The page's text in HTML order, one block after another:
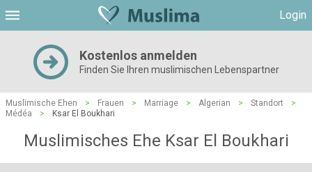
Login
Kostenlos anmelden
Finden Sie Ihren muslimischen Lebenspartner
Muslimische Ehen > Frauen > Marriage > Algerian > Standort
>
Médéa
> Ksar El Boukhari
Muslimisches Ehe Ksar El Boukhari